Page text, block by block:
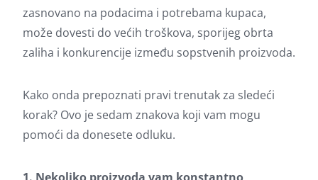
zasnovano na podacima i potrebama kupaca,
može dovesti do većih troškova, sporijeg obrta
zaliha i konkurencije između sopstvenih proizvoda.
Kako onda prepoznati pravi trenutak za sledeći
korak? Ovo je sedam znakova koji vam mogu
pomoći da donesete odluku.